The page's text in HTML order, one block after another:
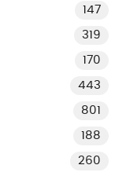
147
319
170
443
801
188
260